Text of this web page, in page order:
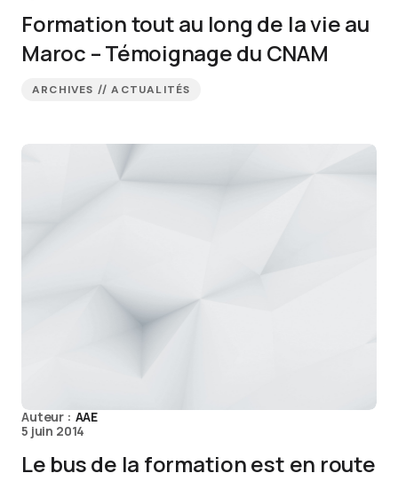
Formation tout au long de la vie au
Maroc – Témoignage du CNAM
ARCHIVES // ACTUALITÉS
Auteur : AAE
5 juin 2014
Le bus de la formation est en route